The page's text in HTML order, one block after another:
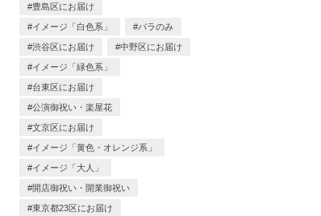
豊島区にお届け
イメージ「白色系」 バラのみ
渋谷区にお届け 中野区にお届け
イメージ「緑色系」
台東区にお届け
公演御祝い・楽屋花
文京区にお届け
イメージ「黄色・オレンジ系」
イメージ「大人」
開店御祝い・開業御祝い
東京都23区にお届け